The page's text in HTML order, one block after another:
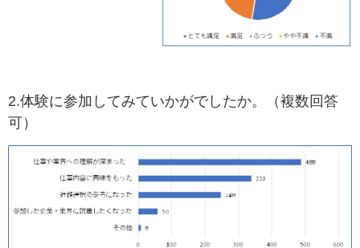
2.体験に参加してみていかがでしたか。（複数回答
可）